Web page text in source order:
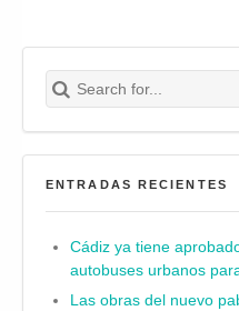
Search for:
Buscar
ENTRADAS RECIENTES
Cádiz ya tiene
autobuses urbanos
Las obras del nuevo